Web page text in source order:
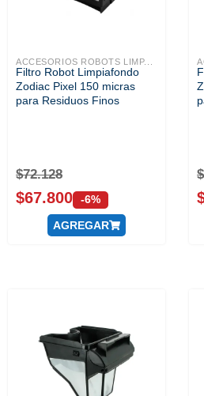
ACCESORIOS ROBOTS LIMP...
Filtro Robot Limpiafondo
Zodiac Pixel 150 micras
para Residuos Finos
$72.128
$67.800 -6%
AGREGAR
$